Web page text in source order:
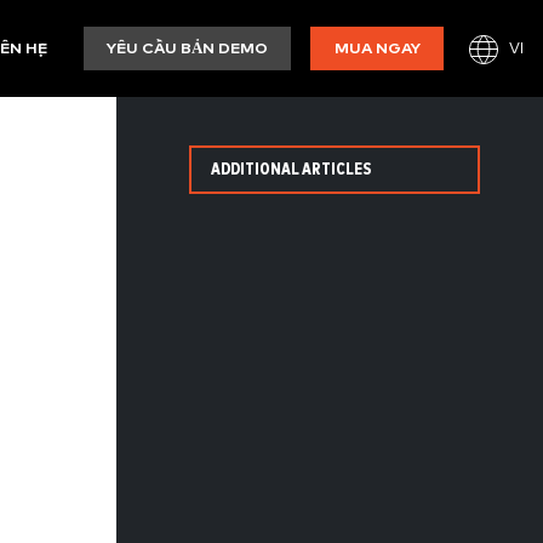
HỆ YÊU CẦU BẢN DEMO MUA NGAY VI
ADDITIONAL ARTICLES